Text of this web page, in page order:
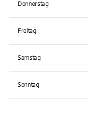
Donnerstag
Freitag
Samstag
Sonntag